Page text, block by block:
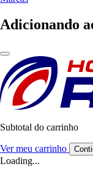
Adicionando
Subtotal do carrinho
Ver meu carrinho
Loading...